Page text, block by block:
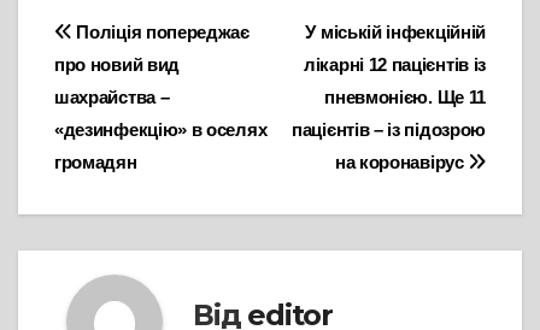
Навігація
записів
У міській інфекційній
лікарні 12 пацієнтів із
пневмонією. Ще 11
пацієнтів – із підозрою
на коронавірус
Поліція попереджає
про новий вид
шахрайства –
«дезинфекцію» в оселях
громадян
Від editor